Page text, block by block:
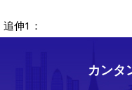
追伸1：
カンタ